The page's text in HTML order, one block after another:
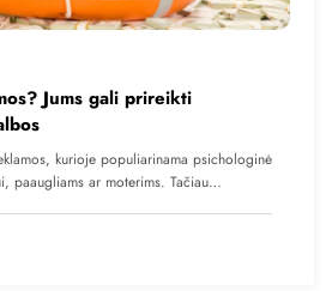
Jums gali prireikti
kurioje populiarinama psichologinė
paaugliams ar moterims. Tačiau…